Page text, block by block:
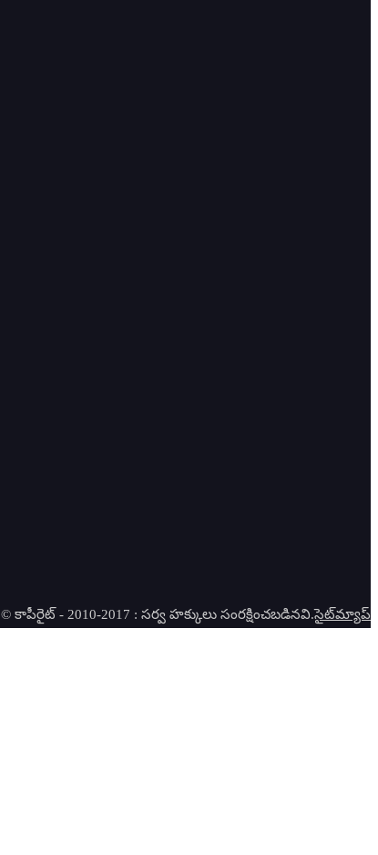
© కాపీరైట్ - 2010-2017 : సర్వ హక్కులు సంరక్షించబడినవి.సైట్‌మ్యాప్